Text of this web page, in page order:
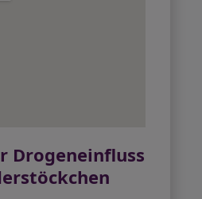
Drogeneinfluss